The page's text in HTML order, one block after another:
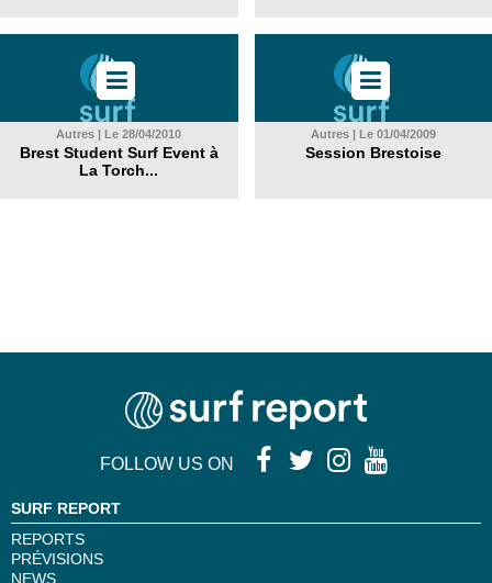
Autres | Le 28/04/2010
Brest Student Surf Event à
La Torch...
Autres | Le 01/04/2009
Session Brestoise
FOLLOW US ON
SURF REPORT
REPORTS
PRÉVISIONS
NEWS